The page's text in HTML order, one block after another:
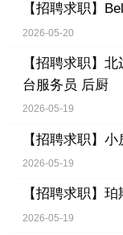
【招聘求职】
2026-05-20
【招聘求职】 北
台服务员 后厨
2026-05-19
【招聘求职】 小
2026-05-19
【招聘求职】
2026-05-19